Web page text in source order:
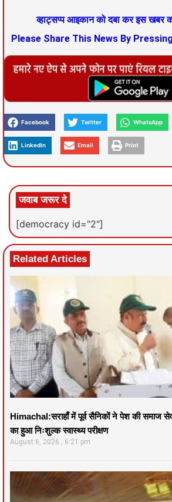
व्हाट्सप्प आइकान को दबा कर इस खबर
Please Share This News By
Facebook Twitter WhatsApp
LinkedIn Email Print
जवाब जरूर दे
[democracy id="2"]
Related Articles
Himachal:सराहाँ में पूर्व सैनिकों ने पेश की समाज
का हुआ निःशुल्क स्वास्थ्य परीक्षण
August 6, 2026 6:21 pm